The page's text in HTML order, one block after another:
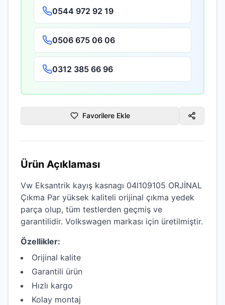
0544 972 92 19
0506 675 06 06
0312 385 66 96
Favorilere Ekle
Ürün Açıklaması
Vw Eksantrik kayış kasnagı 04l109105 ORJİNAL
Çıkma Par yüksek kaliteli orijinal çıkma yedek
parça olup, tüm testlerden geçmiş ve
garantilidir. Volkswagen markası için üretilmiştir.
Özellikler:
Orijinal kalite
Garantili ürün
Hızlı kargo
Kolay montaj